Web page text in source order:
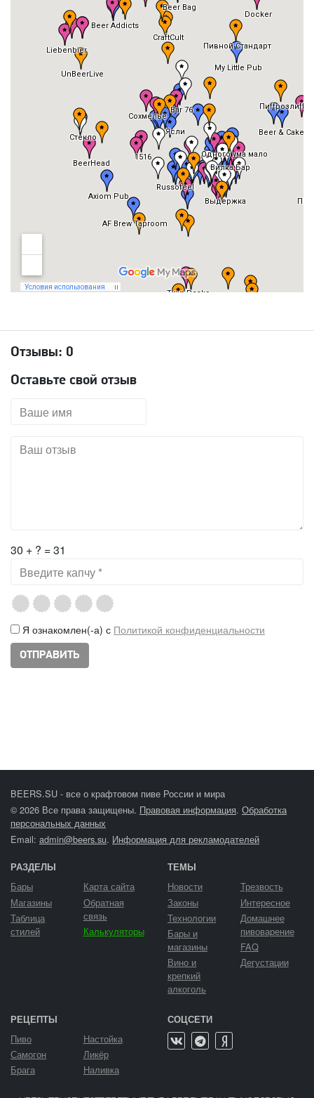
Отзывы: 0
Оставьте свой отзыв
30 + ? = 31
Я ознакомлен(-а) с Политикой конфиденциальности
BEERS.SU - все о крафтовом пиве России и мира
© 2026 Все права защищены. Правовая информация. Обработка
персональных данных
Email: admin@beers.su. Информация для рекламодателей
РАЗДЕЛЫ
Бары
Магазины
Таблица
стилей
Карта сайта
Обратная
связь
Калькуляторы
ТЕМЫ
Новости
Законы
Технологии
Бары и
магазины
Вино и
крепкий
алкоголь
Трезвость
Интересное
Домашнее
пивоварение
FAQ
Дегустации
РЕЦЕПТЫ
Пиво
Самогон
Брага
Настойка
Ликёр
Наливка
СОЦСЕТИ